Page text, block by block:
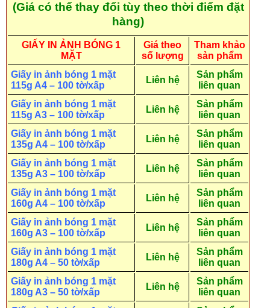
(Giá có thể thay đổi tùy theo thời điểm đặt
hàng)
GIẤY IN ẢNH BÓNG 1
MẶT
Giá theo
số lượng
Tham khảo
sản phẩm
Giấy in ảnh bóng 1 mặt
115g A4 – 100 tờ/xấp
Liên hệ
Sản phẩm
liên quan
Giấy in ảnh bóng 1 mặt
115g A3 – 100 tờ/xấp
Liên hệ
Sản phẩm
liên quan
Giấy in ảnh bóng 1 mặt
135g A4 – 100 tờ/xấp
Liên hệ
Sản phẩm
liên quan
Giấy in ảnh bóng 1 mặt
135g A3 – 100 tờ/xấp
Liên hệ
Sản phẩm
liên quan
Giấy in ảnh bóng 1 mặt
160g A4 – 100 tờ/xấp
Liên hệ
Sản phẩm
liên quan
Giấy in ảnh bóng 1 mặt
160g A3 – 100 tờ/xấp
Liên hệ
Sản phẩm
liên quan
Giấy in ảnh bóng 1 mặt
180g A4 – 50 tờ/xấp
Liên hệ
Sản phẩm
liên quan
Giấy in ảnh bóng 1 mặt
180g A3 – 50 tờ/xấp
Liên hệ
Sản phẩm
liên quan